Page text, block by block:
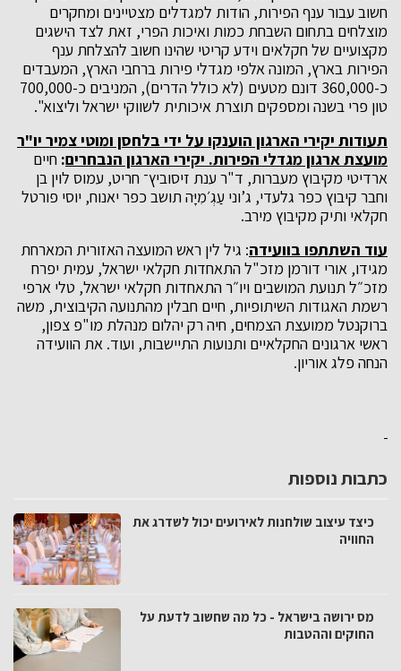
חשוב עבור ענף הפירות, הודות למגדלים מצטיינים ומחקרים
מוצלחים בתחום השבחת כמות ואיכות הפרי, זאת לצד הישגים
מקצועיים של חקלאים וידע קריטי שהינו חשוב להצלחת ענף
הפירות בארץ, המונה אלפי מגדלי פירות ברחבי הארץ, המעבדים
כ-360,000 דונם מטעים (לא כולל הדרים), המניבים כ-700,000
טון פרי בשנה ומספקים תוצרת איכותית לשווקי ישראל וליצוא".
תעודות יקירי הארגון הוענקו על ידי בלחסן ומוטי צמיר יו"ר
מועצת ארגון מגדלי הפירות. יקירי הארגון הנבחרים: חיים
ארדיטי מקיבוץ מעברות, ד"ר ענת זיסוביץ־ חריט, עמוס לוין בן
וחבר קיבוץ כפר גלעדי, ג’וני עַגְ׳מִיָּה תושב כפר יאנוח, יוסי פורטל
חקלאי ותיק מקיבוץ מירב.
עוד השתתפו בוועידה: גיל לין ראש המועצה האזורית המארחת
מגידו, אורי דורמן מזכ"ל התאחדות חקלאי ישראל, עמית יפרח
מזכ״ל תנועת המושבים ויו״ר התאחדות חקלאי ישראל, טלי ארפי
רשמת האגודות השיתופיות, חיים חבלין מהתנועה הקיבוצית, משה
ברוקנטל ממועצת הצמחים, חיה רק יהלום מנהלת מו"פ צפון,
ראשי ארגונים החקלאיים ותנועות התיישבות, ועוד. את הוועידה
הנחה פלג אוריון.
כתבות נוספות
כיצד עיצוב שולחנות לאירועים יכול לשדרג את
החוויה
מס ירושה בישראל - כל מה שחשוב לדעת על
החוקים וההטבות